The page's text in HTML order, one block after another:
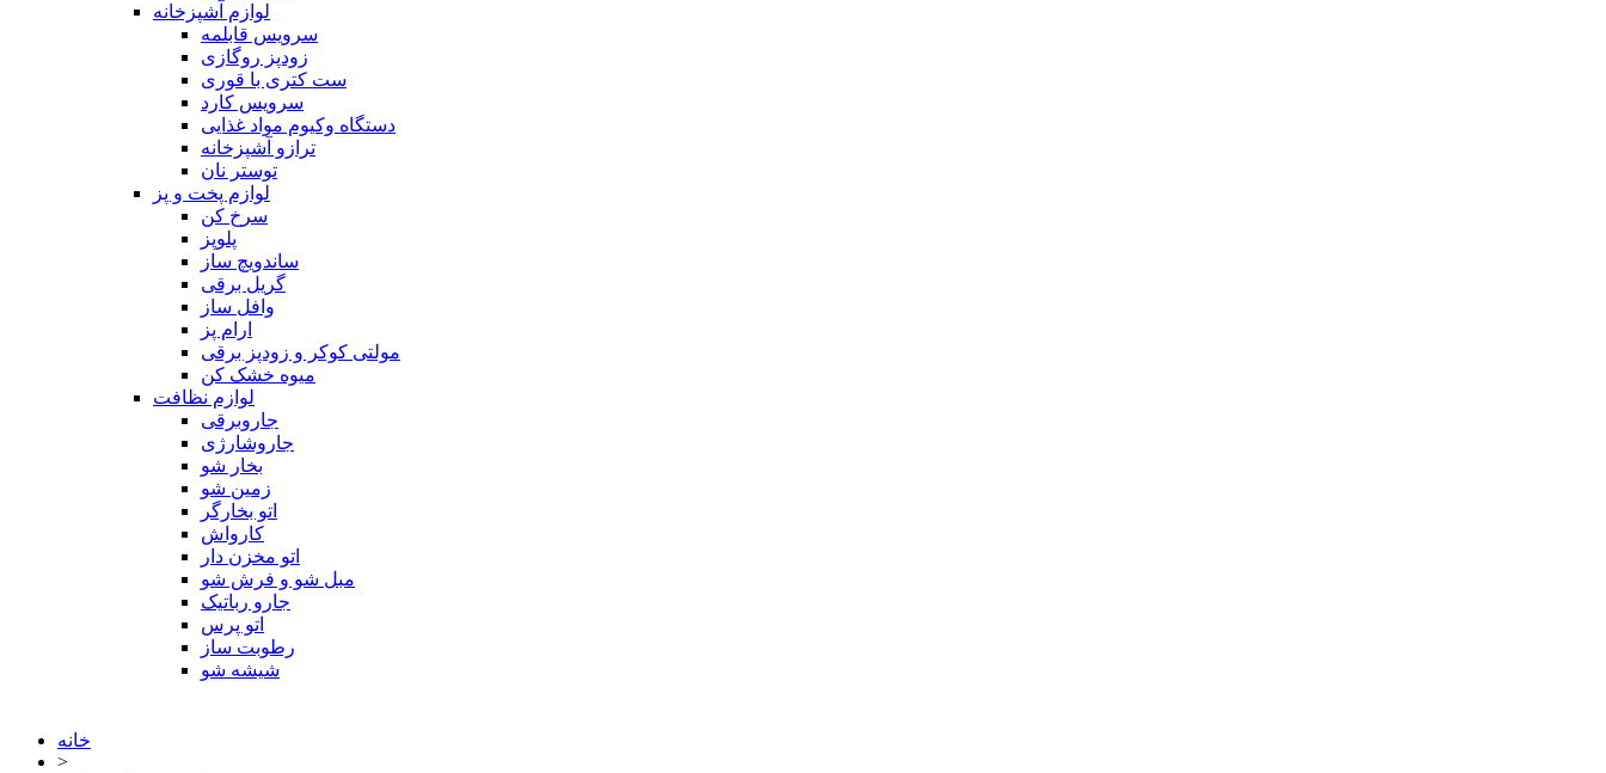
لوازم آشپزخانه
سرویس قابلمه
زودپز روگازی
ست کتری با قوری
سرویس کارد
دستگاه وکیوم مواد غذایی
ترازو آشپزخانه
توستر نان
لوازم پخت و پز
سرخ کن
پلوپز
ساندویچ ساز
گریل برقی
وافل ساز
ارام پز
مولتی کوکر و زودپز برقی
میوه خشک کن
لوازم نظافت
جاروبرقی
جاروشارژی
بخار شو
زمین شو
اتو بخارگر
کارواش
اتو مخزن دار
مبل شو و فرش شو
جارو رباتیک
اتو پرس
رطوبت ساز
شیشه شو
خانه
>